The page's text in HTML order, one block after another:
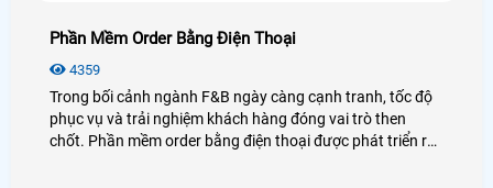
Phần Mềm Order Bằng Điện Thoại
4359
Trong bối cảnh ngành F&B ngày càng cạnh tranh, tốc độ
phục vụ và trải nghiệm khách hàng đóng vai trò then
chốt. Phần mềm order bằng điện thoại được phát triển ra